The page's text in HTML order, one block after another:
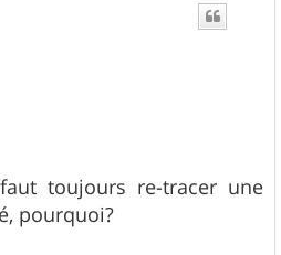
toujours re-tracer une
pourquoi?